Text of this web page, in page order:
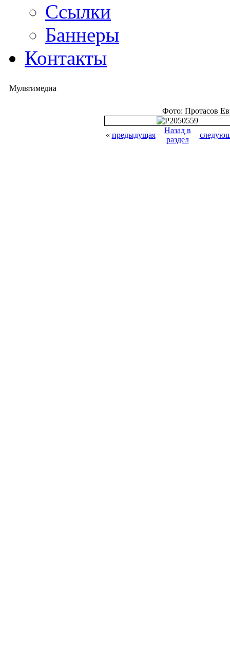
Ссылки
Баннеры
Контакты
Мультимедиа
Фото: Протасов
« предыдущая
Назад в
раздел